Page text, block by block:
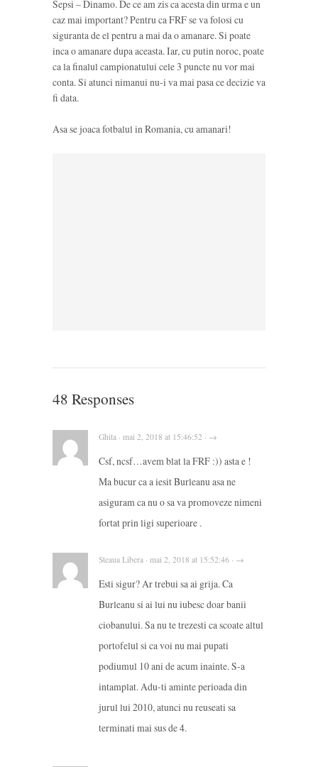
Sepsi – Dinamo. De ce am zis ca acesta din urma e un
caz mai important? Pentru ca FRF se va folosi cu
siguranta de el pentru a mai da o amanare. Si poate
inca o amanare dupa aceasta. Iar, cu putin noroc, poate
ca la finalul campionatului cele 3 puncte nu vor mai
conta. Si atunci nimanui nu-i va mai pasa ce decizie va
fi data.
Asa se joaca fotbalul in Romania, cu amanari!
48 Responses
Ghita · mai 2, 2018 at 15:46:52 · →
Csf, ncsf…avem blat la FRF :)) asta e !
Ma bucur ca a iesit Burleanu asa ne
asiguram ca nu o sa va promoveze nimeni
fortat prin ligi superioare .
Steaua Libera · mai 2, 2018 at 15:52:46 · →
Esti sigur? Ar trebui sa ai grija. Ca
Burleanu si ai lui nu iubesc doar banii
ciobanului. Sa nu te trezesti ca scoate altul
portofelul si ca voi nu mai pupati
podiumul 10 ani de acum inainte. S-a
intamplat. Adu-ti aminte perioada din
jurul lui 2010, atunci nu reuseati sa
terminati mai sus de 4.